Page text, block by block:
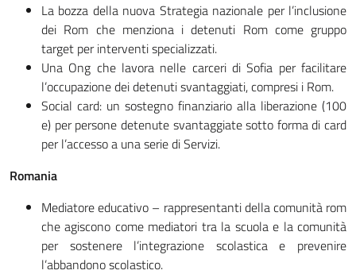
La bozza della nuova Strategia nazionale per l’inclusione
dei Rom che menziona i detenuti Rom come gruppo
target per interventi specializzati.
Una Ong che lavora nelle carceri di Sofia per facilitare
l’occupazione dei detenuti svantaggiati, compresi i Rom.
Social card: un sostegno finanziario alla liberazione (100
e) per persone detenute svantaggiate sotto forma di card
per l’accesso a una serie di Servizi.
Romania
Mediatore educativo – rappresentanti della comunità rom
che agiscono come mediatori tra la scuola e la comunità
per sostenere l’integrazione scolastica e prevenire
l’abbandono scolastico.